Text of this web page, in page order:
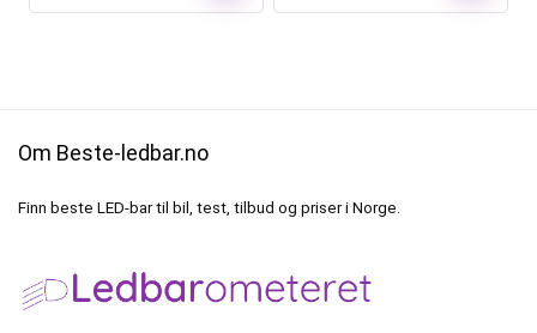
Om Beste-ledbar.no
Finn beste LED-bar til bil, test, tilbud og priser i Norge.